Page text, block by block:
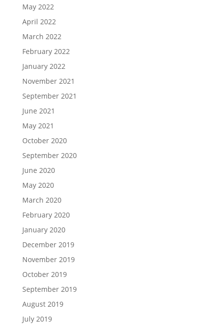
May 2022
April 2022
March 2022
February 2022
January 2022
November 2021
September 2021
June 2021
May 2021
October 2020
September 2020
June 2020
May 2020
March 2020
February 2020
January 2020
December 2019
November 2019
October 2019
September 2019
August 2019
July 2019